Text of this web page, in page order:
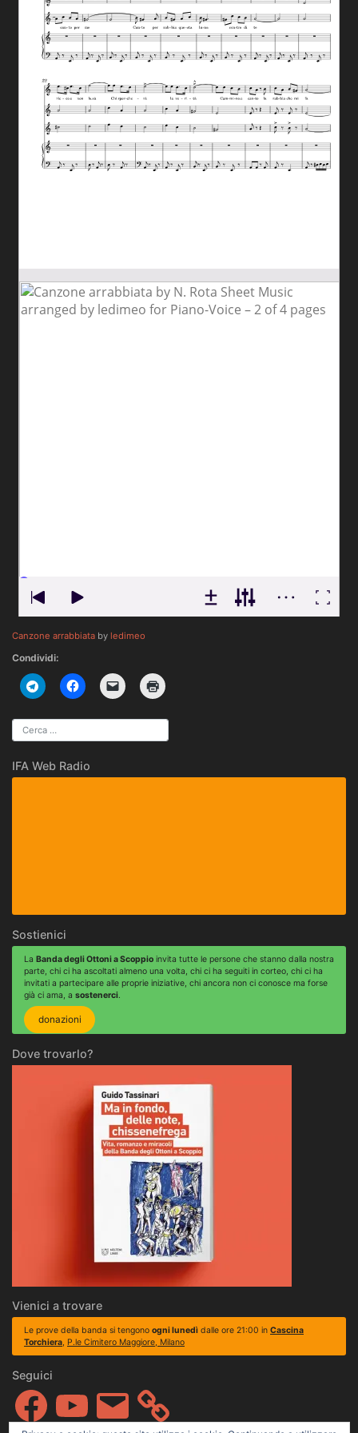
Canzone arrabbiata by ledimeo
Condividi:
IFA Web Radio
Sostienici
La Banda degli Ottoni a Scoppio invita tutte le persone che stanno dalla nostra
parte, chi ci ha ascoltati almeno una volta, chi ci ha seguiti in corteo, chi ci ha
invitati a partecipare alle proprie iniziative, chi ancora non ci conosce ma forse
già ci ama, a sostenerci.
donazioni
Dove trovarlo?
Vienici a trovare
Le prove della banda si tengono ogni lunedì dalle ore 21:00 in Cascina
Torchiera, P.le Cimitero Maggiore, Milano
Seguici
Facebook